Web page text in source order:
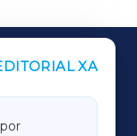
XA